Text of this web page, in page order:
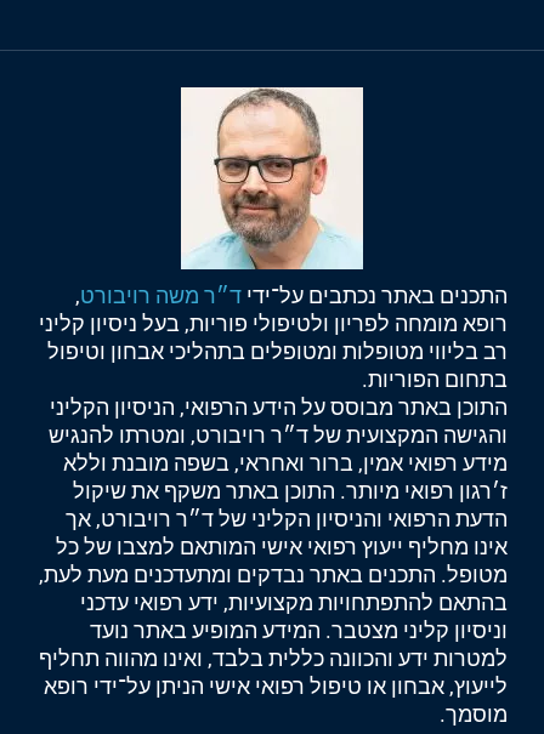
התכנים באתר נכתבים על־ידי ד״ר משה רויבורט,
רופא מומחה לפריון ולטיפולי פוריות, בעל ניסיון קליני
רב בליווי מטופלות ומטופלים בתהליכי אבחון וטיפול
בתחום הפוריות.
התוכן באתר מבוסס על הידע הרפואי, הניסיון הקליני
והגישה המקצועית של ד״ר רויבורט, ומטרתו להנגיש
מידע רפואי אמין, ברור ואחראי, בשפה מובנת וללא
ז׳רגון רפואי מיותר. התוכן באתר משקף את שיקול
הדעת הרפואי והניסיון הקליני של ד״ר רויבורט, אך
אינו מחליף ייעוץ רפואי אישי המותאם למצבו של כל
מטופל. התכנים באתר נבדקים ומתעדכנים מעת לעת,
בהתאם להתפתחויות מקצועיות, ידע רפואי עדכני
וניסיון קליני מצטבר. המידע המופיע באתר נועד
למטרות ידע והכוונה כללית בלבד, ואינו מהווה תחליף
לייעוץ, אבחון או טיפול רפואי אישי הניתן על־ידי רופא
מוסמך.